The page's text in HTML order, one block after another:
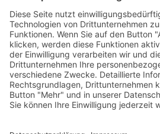
Betriebsferien
Wir befinden uns vom
19.12.2025 bis einschließlich 07.01.2026
in unseren Betriebsferien.
In dieser Zeit werden Anfragen
weiterhin bearbeitet, allerdings
kann es zu Verzögerungen bei der